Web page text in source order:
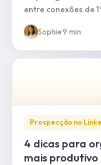
entre conexões de
completo de
Sophie·9 min
Prospecção no
4 dicas para
mais produtivo